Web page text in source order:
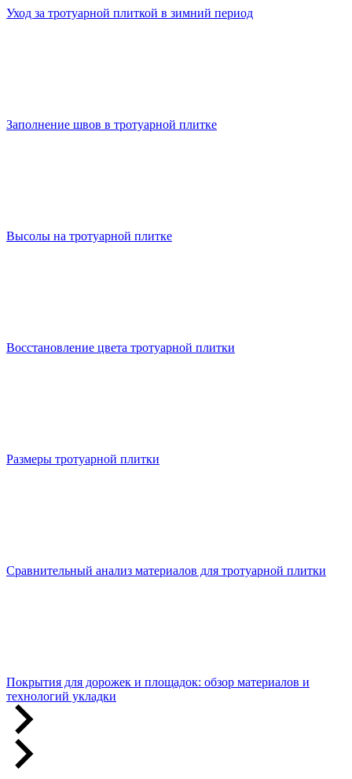
Уход за тротуарной плиткой в зимний период
Заполнение швов в тротуарной плитке
Высолы на тротуарной плитке
Восстановление цвета тротуарной плитки
Размеры тротуарной плитки
Сравнительный анализ материалов для тротуарной плитки
Покрытия для дорожек и площадок: обзор материалов и
технологий укладки